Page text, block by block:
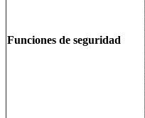
Funciones de seguridad